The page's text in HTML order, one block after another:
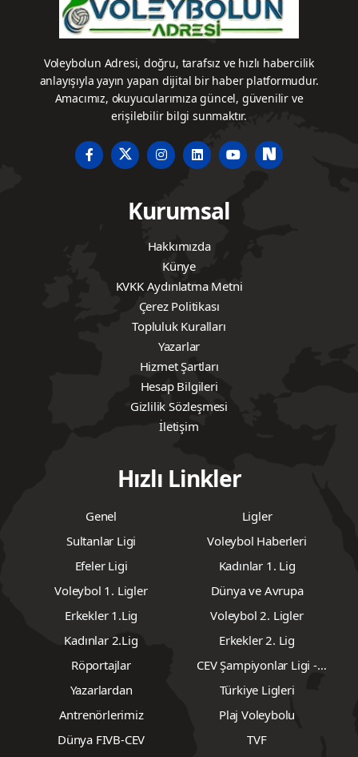
Voleybolun Adresi, doğru, tarafsız ve hızlı habercilik
anlayışıyla yayın yapan dijital bir haber platformudur.
Amacımız, okuyucularımıza güncel, güvenilir ve
erişilebilir bilgi sunmaktır.
Kurumsal
Hakkımızda
Künye
KVKK Aydınlatma Metni
Çerez Politikası
Topluluk Kuralları
Yazarlar
Hizmet Şartları
Hesap Bilgileri
Gizlilik Sözleşmesi
İletişim
Hızlı Linkler
Genel
Ligler
Sultanlar Ligi
Voleybol Haberleri
Efeler Ligi
Kadınlar 1. Lig
Voleybol 1. Ligler
Dünya ve Avrupa
Erkekler 1.Lig
Voleybol 2. Ligler
Kadınlar 2.Lig
Erkekler 2. Lig
Röportajlar
CEV Şampiyonlar Ligi -
Yazarlardan
Türkiye Ligleri
Antrenörlerimiz
Plaj Voleybolu
Dünya FIVB-CEV
TVF